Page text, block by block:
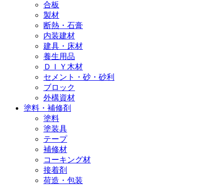
合板
製材
断熱・石膏
内装建材
建具・床材
養生用品
ＤＩＹ木材
セメント・砂・砂利
ブロック
外構資材
塗料・補修剤
塗料
塗装具
テープ
補修材
コーキング材
接着剤
荷造・包装